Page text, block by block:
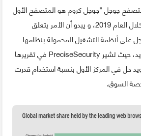
جوجل "جوجل كروم هو المتصفح الأول
استخداما على الإنترنت خلال العام 2019، و يبدو أن الأمر يتعلق
على أنظمة التشغيل المحمولة بنظامها
الشهير و المعروف أندرويد، حيث تشير PreciseSecurity في تقريرها
حل في المركز الأول بنسبة استخدام قدرت